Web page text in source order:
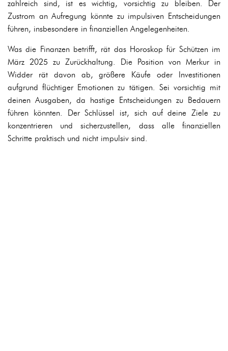
zahlreich sind, ist es wichtig, vorsichtig zu bleiben. Der
Zustrom an Aufregung könnte zu impulsiven Entscheidungen
führen, insbesondere in finanziellen Angelegenheiten.
Was die Finanzen betrifft, rät das Horoskop für Schützen im
März 2025 zu Zurückhaltung. Die Position von Merkur in
Widder rät davon ab, größere Käufe oder Investitionen
aufgrund flüchtiger Emotionen zu tätigen. Sei vorsichtig mit
deinen Ausgaben, da hastige Entscheidungen zu Bedauern
führen könnten. Der Schlüssel ist, sich auf deine Ziele zu
konzentrieren und sicherzustellen, dass alle finanziellen
Schritte praktisch und nicht impulsiv sind.